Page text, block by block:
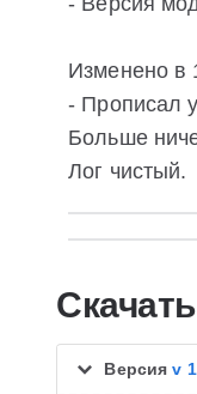
Изменено в
- Прописал
Больше
Лог чистый.
Версияv